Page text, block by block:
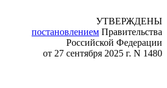
УТВЕРЖДЕНЫ
постановлением Правительства
Российской Федерации
от 27 сентября 2025 г. N 1480